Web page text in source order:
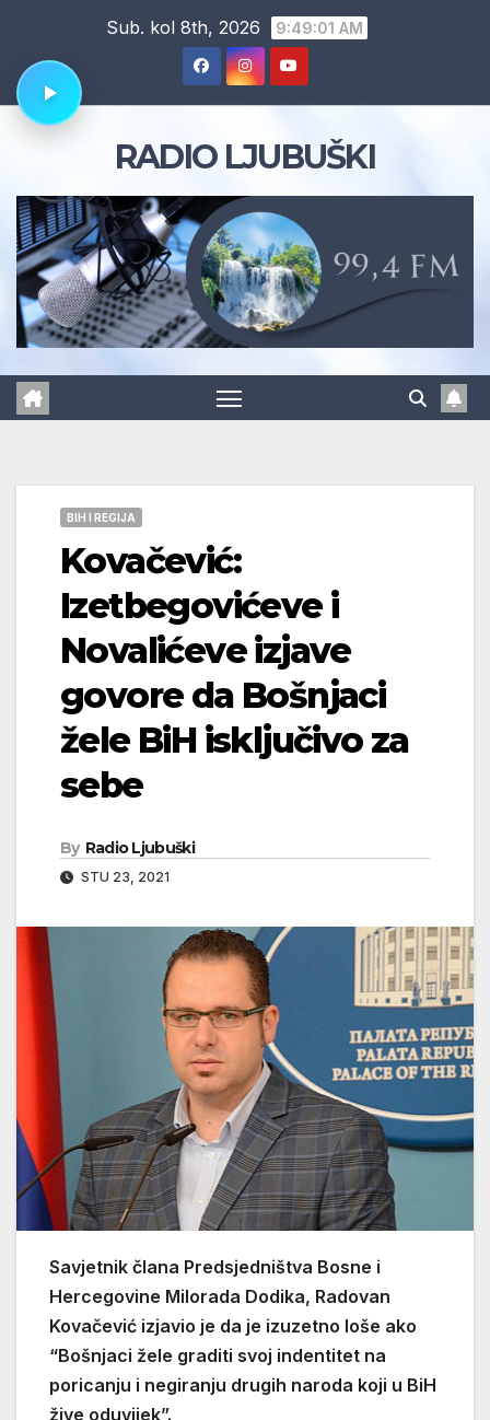
content
Sub. kol 8th, 2026 9:49:01 AM
RADIO LJUBUŠKI
BIH I REGIJA
Kovačević:
Izetbegovićeve i
Novalićeve izjave
govore da Bošnjaci
žele BiH isključivo za
sebe
By Radio Ljubuški
STU 23, 2021
Savjetnik člana Predsjedništva Bosne i
Hercegovine Milorada Dodika, Radovan
Kovačević izjavio je da je izuzetno loše ako
“Bošnjaci žele graditi svoj indentitet na
poricanju i negiranju drugih naroda koji u BiH
žive oduvijek”.